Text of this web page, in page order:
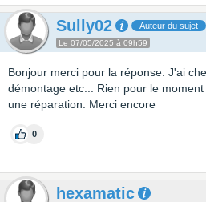
Sully02 Auteur du sujet
Le 07/05/2025 à 09h59
Bonjour merci pour la réponse. J'ai
démontage etc... Rien pour le
une réparation. Merci encore
0
hexamatic